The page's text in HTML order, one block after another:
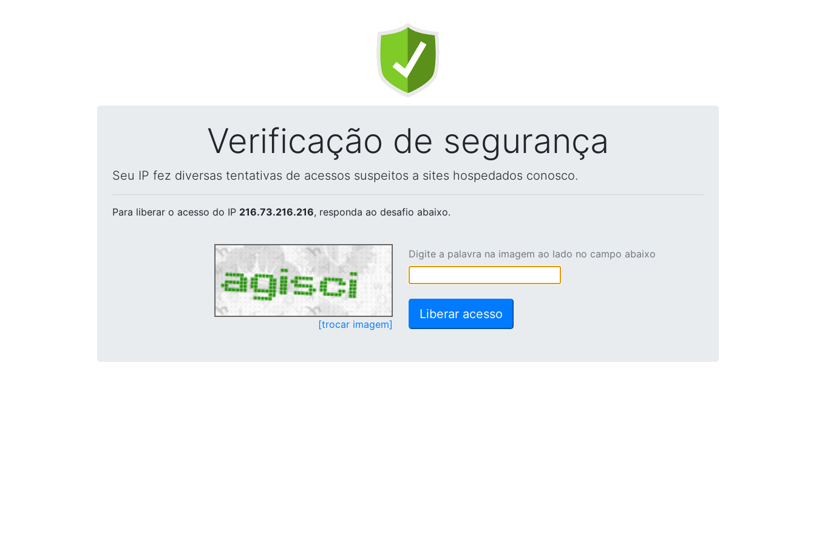
Verificação de segurança
Seu IP fez diversas tentativas de acessos suspeitos a sites hospedados conosco.
Para liberar o acesso do IP 216.73.216.216, responda ao desafio abaixo.
[trocar imagem]
Digite a palavra na imagem ao lado no campo abaixo